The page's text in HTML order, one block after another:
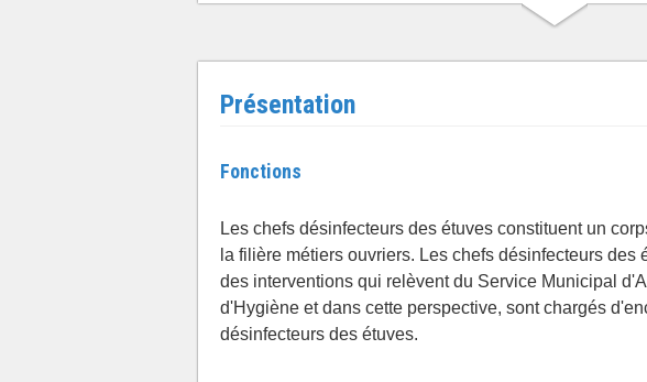
Présentation
Fonctions
Les chefs désinfecteurs des étuves constituent un
la filière métiers ouvriers. Les chefs désinfecteurs des
des interventions qui relèvent du Service Municipal
d'Hygiène et dans cette perspective, sont chargés
désinfecteurs des étuves.